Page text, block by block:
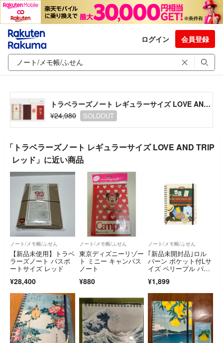
ログイン 会員登録
トラベラーズノート レギュラーサイズ LOVE AND TRIP レッド
¥24,980
SOLDOUT
「トラベラーズノート レギュラーサイズ LOVE AND TRIP
レッド」に近い商品
ノート/メモ帳/ふせん
【新品未使用】トラベ
ラーズノート パスポ
ートサイズ レッド
¥28,400
ノート/メモ帳/ふせん
東京ディズニーリゾー
ト ミニー キャンパス
ノート
¥880
ノート/メモ帳/ふせん
｢新品未開封品｣ロル
バーン ポケット付Lサ
イズ ペリープル パッ
ブショップ限定
¥1,899